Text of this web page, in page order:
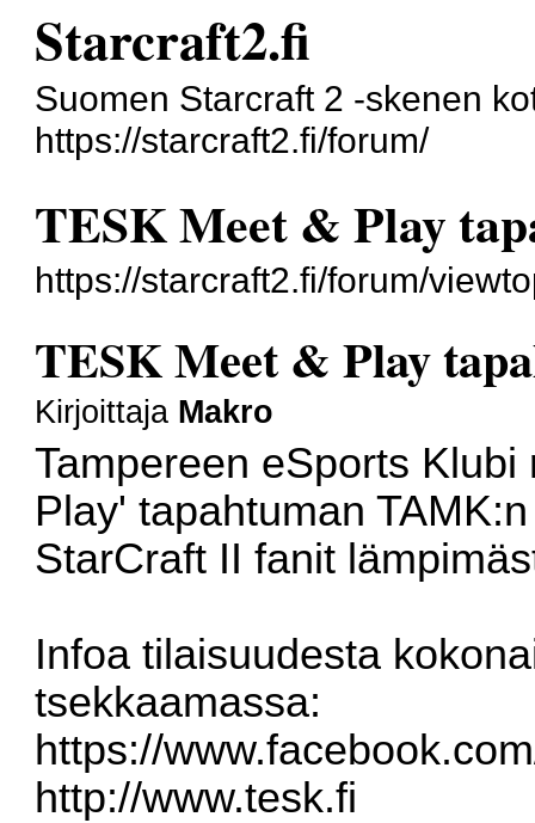
Starcraft2.fi
Suomen Starcraft 2 -skenen
https://starcraft2.fi/forum/
TESK Meet & Play
https://starcraft2.fi/forum/
TESK Meet & Play
Kirjoittaja Makro
Tampereen eSports
Play' tapahtuman
StarCraft II fanit
Infoa tilaisuudesta
tsekkaamassa:
https://
http://www.tesk.fi